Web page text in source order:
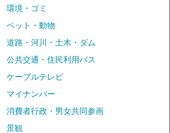
環境・ゴミ
ペット・動物
道路・河川・土木・ダム
公共交通・住民利用バス
ケーブルテレビ
マイナンバー
消費者行政・男女共同参画
景観